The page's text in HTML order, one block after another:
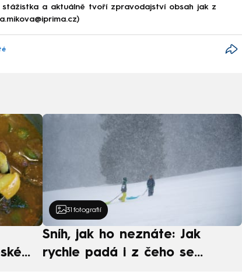
stážistka a aktuálně tvoří zpravodajství obsah jak z
31 fotografií
Sníh, jak ho neznáte: Jak
rychle padá i z čeho se